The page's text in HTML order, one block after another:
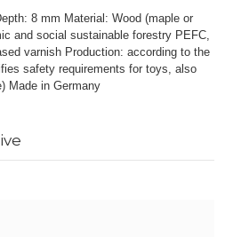
8 mm Material: Wood (maple or
and social sustainable forestry PEFC,
varnish Production: according to the
safety requirements for toys, also
Made in Germany